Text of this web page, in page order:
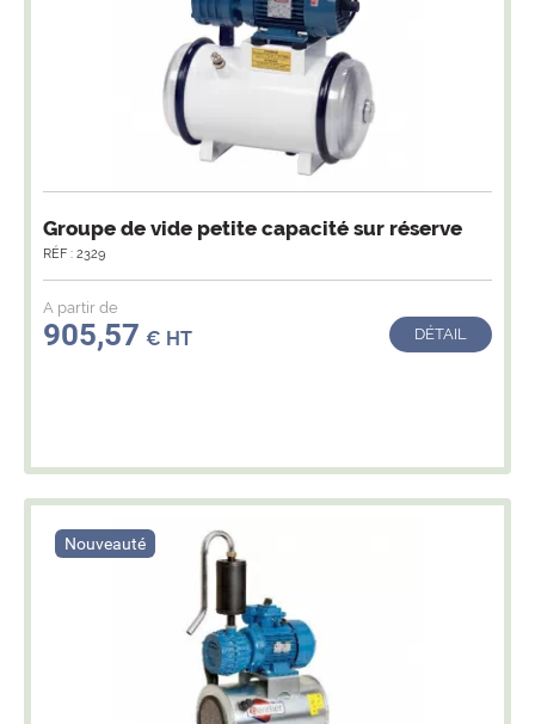
Groupe de vide petite capacité sur réserve
RÉF : 2329
A partir de
905,57 € HT DÉTAIL
Nouveauté